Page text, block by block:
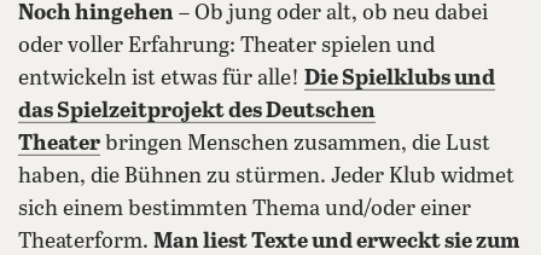
Noch hingehen – Ob jung oder alt, ob neu dabei
oder voller Erfahrung: Theater spielen und
entwickeln ist etwas für alle! Die Spielklubs und
das Spielzeitprojekt desDeutschen
Theater bringen Menschen zusammen, die Lust
haben, die Bühnen zu stürmen. Jeder Klub widmet
sich einem bestimmten Thema und/oder einer
Theaterform. Man liest Texte und erweckt sie zum